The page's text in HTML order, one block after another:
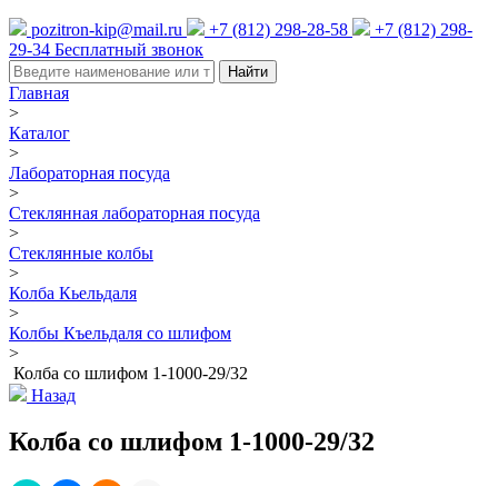
pozitron-kip@mail.ru +7 (812) 298-28-58
+7 (812) 298-
29-34 Бесплатный звонок
Найти
Главная
>
Каталог
>
Лабораторная посуда
>
Стеклянная лабораторная посуда
>
Стеклянные колбы
>
Колба Кьельдаля
>
Колбы Къельдаля со шлифом
>
Колба со шлифом 1-1000-29/32
Назад
Колба со шлифом 1-1000-29/32